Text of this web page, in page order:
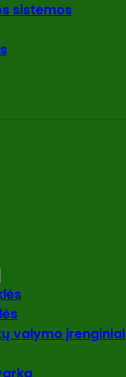
sistemos
valymo įrenginiai